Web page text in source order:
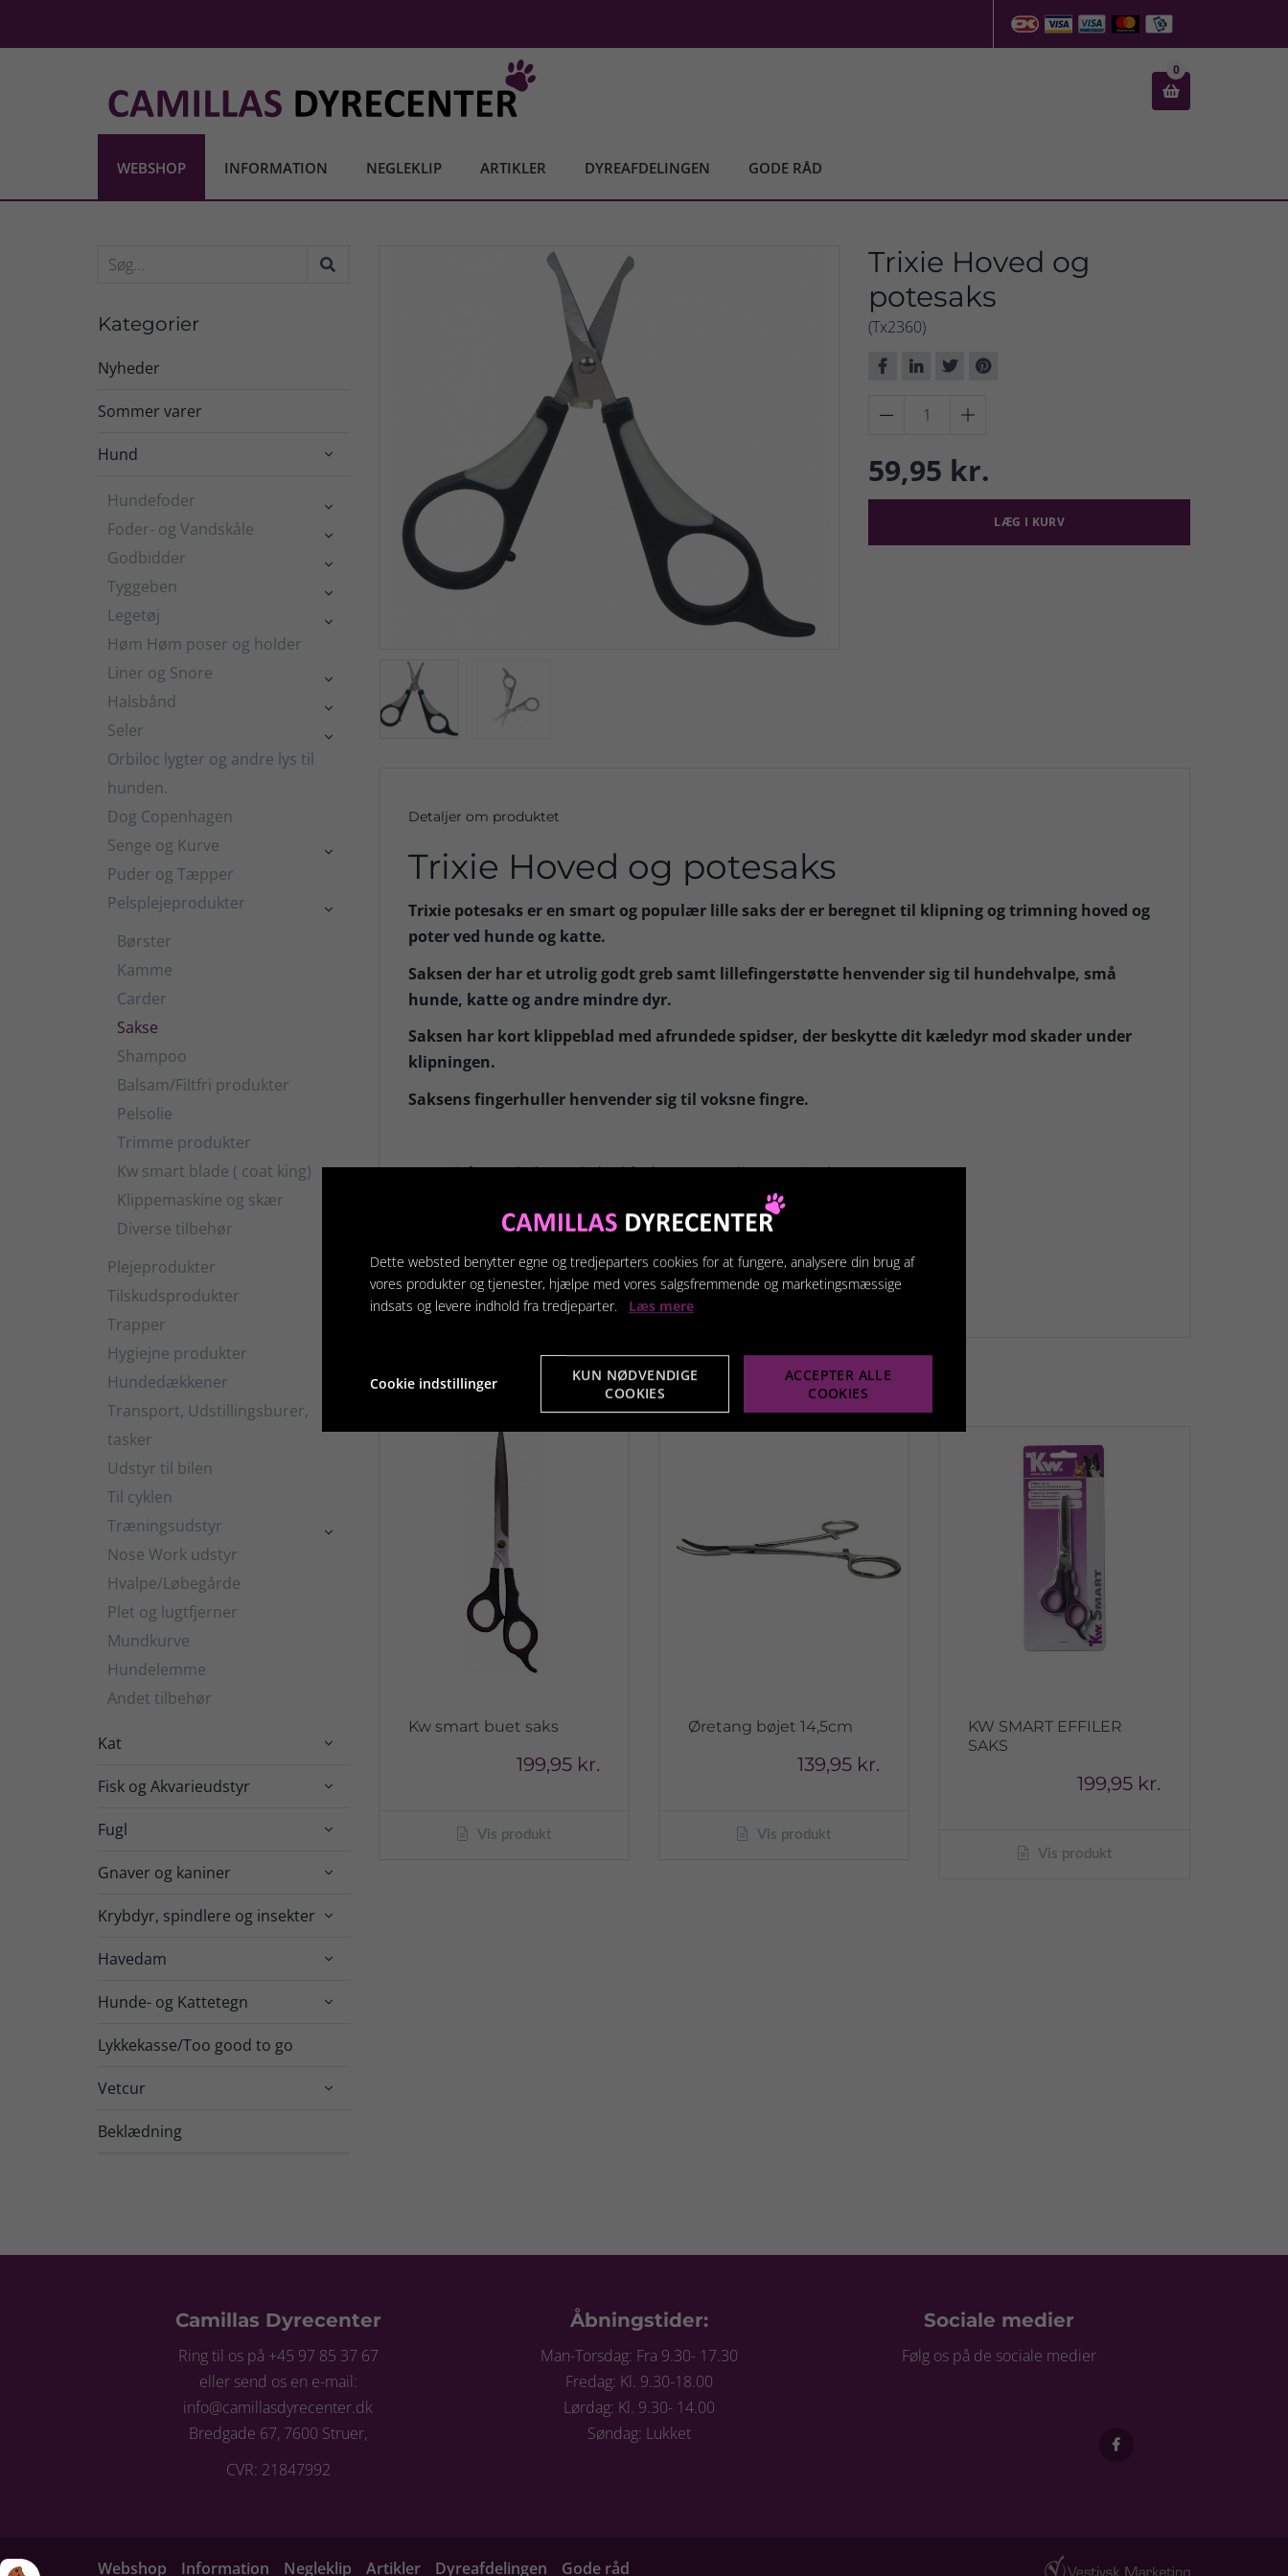

0
WEBSHOP INFORMATION NEGLEKLIP ARTIKLER DYREAFDELINGEN GODE RÅD
Kategorier
Nyheder
Sommer varer
Hund 
Hundefoder 
Foder- og Vandskåle 
Godbidder 
Tyggeben 
Legetøj 
Høm Høm poser og holder
Liner og Snore

Halsbånd 
Seler 
Orbiloc lygter og andre lys til
hunden.
Dog Copenhagen
Senge og Kurve

Puder og Tæpper
Pelsplejeprodukter

Børster
Kamme
Carder
Sakse
Shampoo
Balsam/Filtfri produkter
Pelsolie
Trimme produkter
Kw smart blade ( coat king)
Klippemaskine og skær
Diverse tilbehør
Plejeprodukter
Tilskudsprodukter
Trapper
Hygiejne produkter
Hundedækkener
Transport, Udstillingsburer,
tasker
Udstyr til bilen
Til cyklen
Træningsudstyr

Nose Work udstyr
Hvalpe/Løbegårde
Plet og lugtfjerner
Mundkurve
Hundelemme
Andet tilbehør
Kat 
Fisk og Akvarieudstyr 
Fugl 
Gnaver og kaniner 
Krybdyr, spindlere og insekter 
Havedam 
Hunde- og Kattetegn 
Lykkekasse/Too good to go
Vetcur 
Beklædning
Trixie Hoved og
potesaks
(Tx2360)
 
59,95 kr.
LÆG I KURV
Detaljer om produktet
Trixie Hoved og potesaks
Trixie potesaks er en smart og populær lille saks der er beregnet til klipning og trimning hoved og
poter ved hunde og katte.
Saksen der har et utrolig godt greb samt lillefingerstøtte henvender sig til hundehvalpe, små
hunde, katte og andre mindre dyr.
Saksen har kort klippeblad med afrundede spidser, der beskytte dit kæledyr mod skader under
klipningen.
Saksens fingerhuller henvender sig til voksne fingre.
Material:Metalsaks med plasthåndtag og non-slip gummigreb.
9,5 cm.
Relaterede produkter
Kw smart buet saks
199,95 kr.
Vis produkt
Øretang bøjet 14,5cm
139,95 kr.
Vis produkt
KW SMART EFFILER
SAKS
199,95 kr.
Vis produkt
Camillas Dyrecenter
Ring til os på +45 97 85 37 67
eller send os en e-mail:
info@camillasdyrecenter.dk
Bredgade 67, 7600 Struer,
CVR: 21847992
Åbningstider:
Man-Torsdag: Fra 9.30- 17.30
Fredag: Kl. 9.30-18.00
Lørdag: Kl. 9.30- 14.00
Søndag: Lukket
Sociale medier
Følg os på de sociale medier
Webshop Information Negleklip Artikler Dyreafdelingen Gode råd
Dette websted benytter egne og tredjeparters cookies for at fungere, analysere din brug af
vores produkter og tjenester, hjælpe med vores salgsfremmende og marketingsmæssige
indsats og levere indhold fra tredjeparter. Læs mere
Cookie indstillinger
KUN NØDVENDIGE
COOKIES
ACCEPTER ALLE
COOKIES